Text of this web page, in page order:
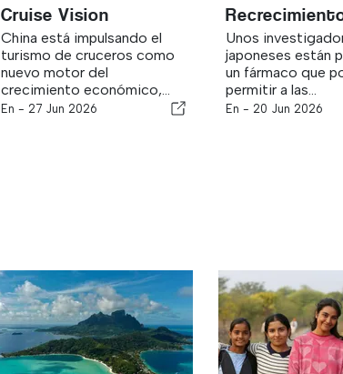
Cruise Vision
China está impulsando el
turismo de cruceros como
nuevo motor del
crecimiento económico,...
En - 27 Jun 2026
Unos
japoneses están
un fármaco que
permitir a las...
En - 20 Jun 2026